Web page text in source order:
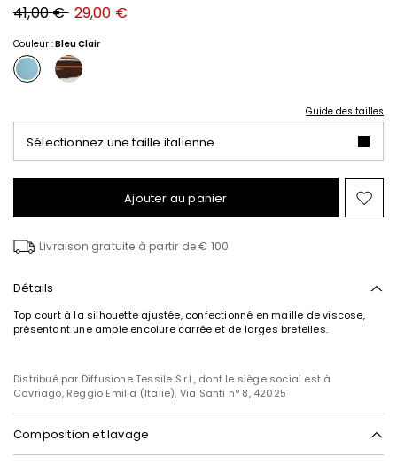
Prix
original
€
41,00 € Nouveau
prix
€
29,00 €
Couleur :Bleu Clair
Guide des tailles
Sélectionnez une taille italienne
Ajouter au panier
Livraison gratuite à partir de € 100
Détails
Top court à la silhouette ajustée, confectionné en maille de viscose,
présentant une ample encolure carrée et de larges bretelles.
Distribué par Diffusione Tessile S.r.l., dont le siège social est à
Cavriago, Reggio Emilia (Italie), Via Santi n° 8, 42025
Composition et lavage